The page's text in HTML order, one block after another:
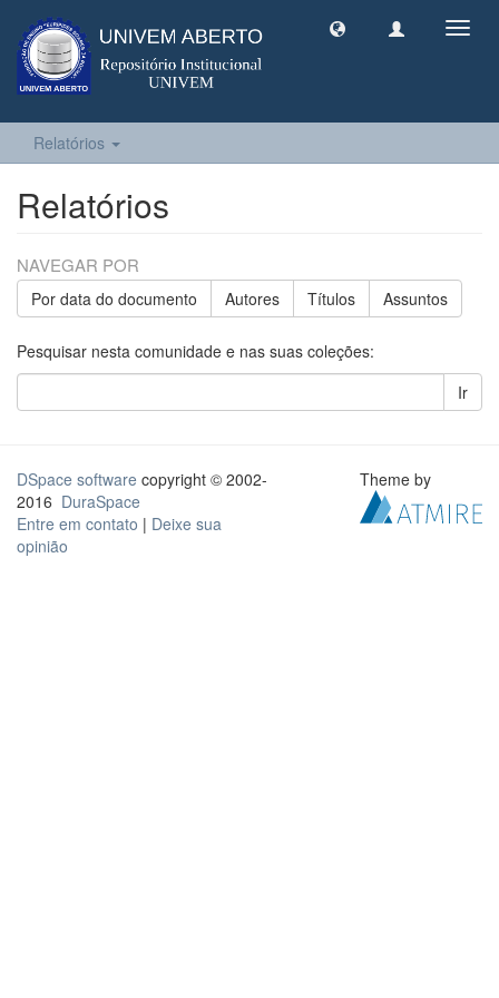
Relatórios
Relatórios
NAVEGAR POR
Por data do documento Autores Títulos Assuntos
Pesquisar nesta comunidade e nas suas coleções:
Ir
DSpace software copyright © 2002-
2016 DuraSpace
Entre em contato | Deixe sua
opinião
Theme by